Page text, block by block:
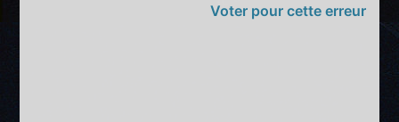
Voter pour cette erreur